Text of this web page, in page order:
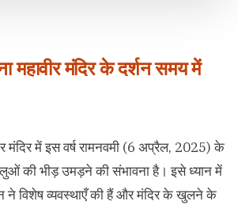
महावीर मंदिर के दर्शन समय में
मंदिर में इस वर्ष रामनवमी (6 अप्रैल, 2025) के
की भीड़ उमड़ने की संभावना है। इसे ध्यान में
ने विशेष व्यवस्थाएँ की हैं और मंदिर के खुलने के